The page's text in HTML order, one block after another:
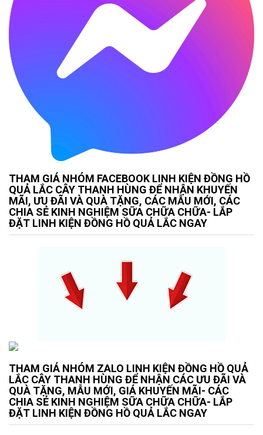
THAM GIÁ NHÓM FACEBOOK LINH KIỆN ĐỒNG HỒ
QUẢ LẮC CÂY THANH HÙNG ĐỂ NHẬN KHUYẾN
MÃI, ƯU ĐÃI VÀ QUÀ TẶNG, CÁC MẪU MỚI, CÁC
CHIA SẺ KINH NGHIỆM SỮA CHỮA CHỮA- LẮP
ĐẶT LINH KIỆN ĐỒNG HỒ QUẢ LẮC NGAY
THAM GIÁ NHÓM ZALO LINH KIỆN ĐỒNG HỒ QUẢ
LẮC CÂY THANH HÙNG ĐỂ NHẬN CÁC ƯU ĐÃI VÀ
QUÀ TẶNG, MẪU MỚI, GIÁ KHUYẾN MÃI- CÁC
CHIA SẺ KINH NGHIỆM SỮA CHỮA CHỮA- LẮP
ĐẶT LINH KIỆN ĐỒNG HỒ QUẢ LẮC NGAY